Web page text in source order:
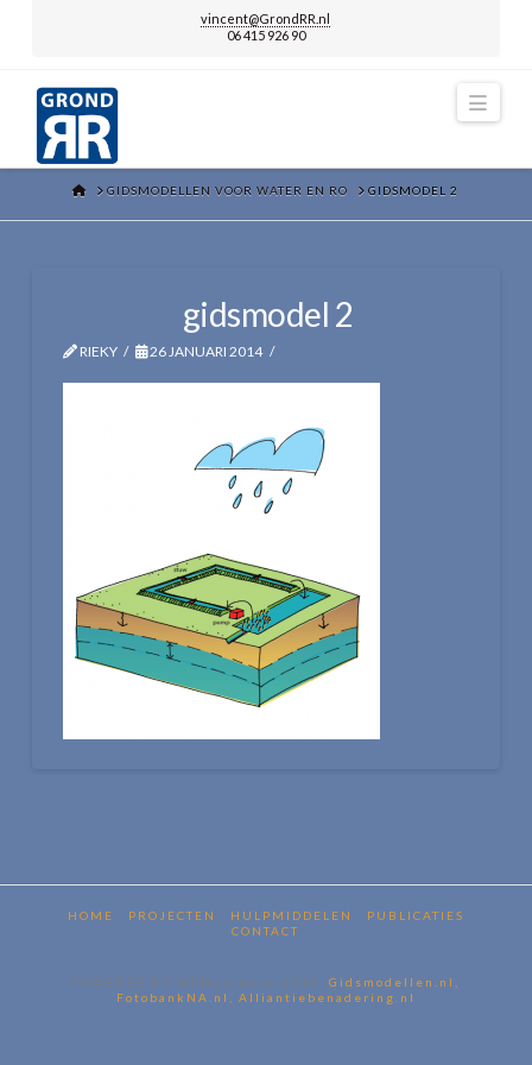
vincent@GrondRR.nl
06 415 926 90
HOME
GIDSMODELLEN VOOR WATER EN RO GIDSMODEL 2
gidsmodel 2
RIEKY 26 JANUARI 2014
HOME PROJECTEN HULPMIDDELEN
PUBLICATIES
CONTACT
POWERED BY WPMaatwerk 2018,Gidsmodellen.nl,
FotobankNA.nl, Alliantiebenadering.nl